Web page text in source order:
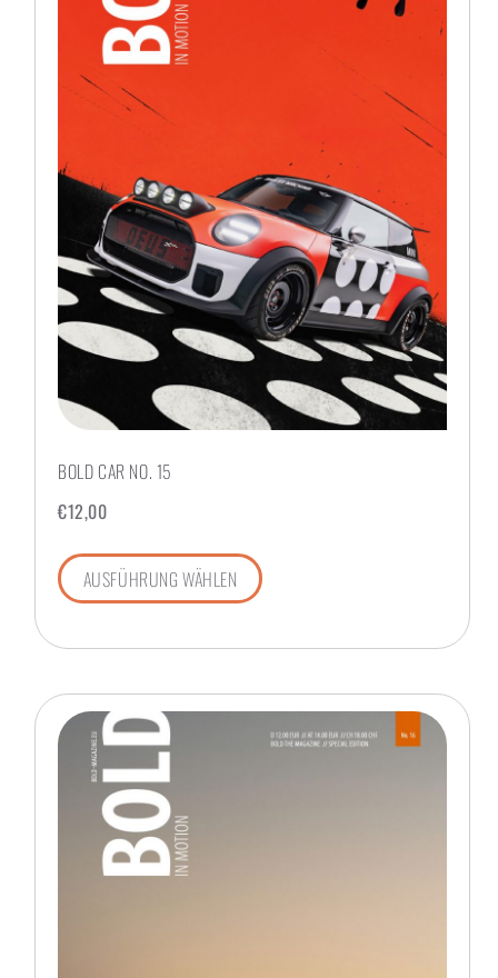
BOLD CAR NO. 15
€12,00
AUSFÜHRUNG WÄHLEN